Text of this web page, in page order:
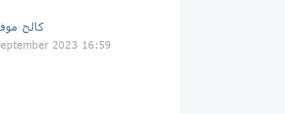
كالج
2023 16:59